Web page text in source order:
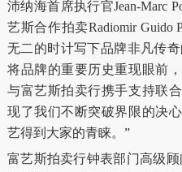
沛纳海首席执行官Jean-Marc
艺斯合作拍卖Radiomir Guido
无二的时计写下品牌非凡传
将品牌的重要历史重现眼前
与富艺斯拍卖行携手支持联
现了我们不断突破界限的决
艺得到大家的青睐。”
富艺斯拍卖行钟表部门高级